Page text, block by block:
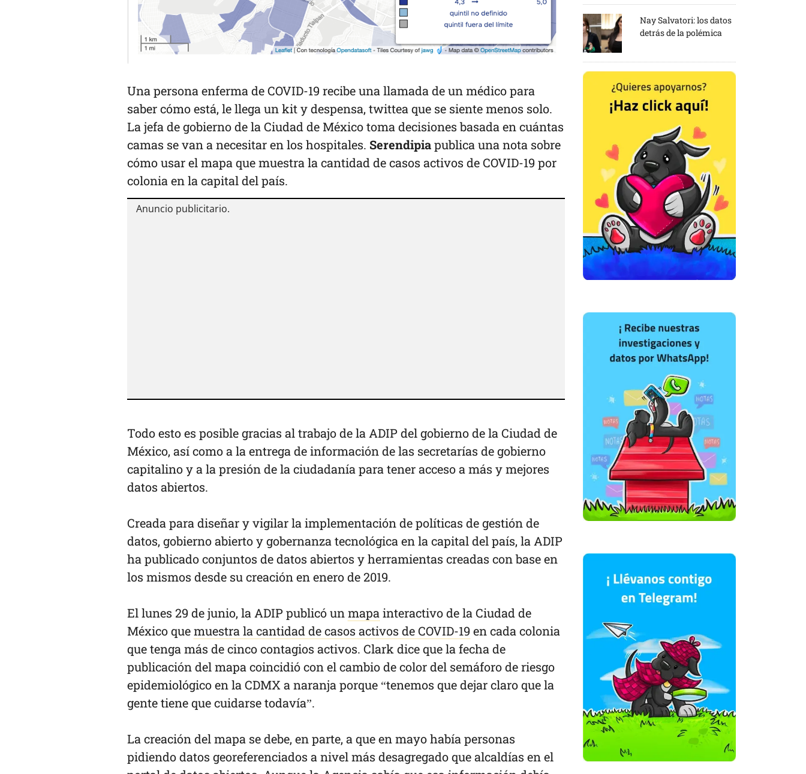
Una persona enferma de COVID-19 recibe una llamada de un médico para
saber cómo está, le llega un kit y despensa, twittea que se siente menos solo.
La jefa de gobierno de la Ciudad de México toma decisiones basada en cuántas
camas se van a necesitar en los hospitales. Serendipiapublica una nota sobre
cómo usar el mapa que muestra la cantidad de casos activos de COVID-19 por
colonia en la capital del país.
Todo esto es posible gracias al trabajo de la ADIP del gobierno de la Ciudad de
México, así como a la entrega de información de las secretarías de gobierno
capitalino y a la presión de la ciudadanía para tener acceso a más y mejores
datos abiertos.
Creada para diseñar y vigilar la implementación de políticas de gestión de
datos, gobierno abierto y gobernanza tecnológica en la capital del país, la ADIP
ha publicado conjuntos de datos abiertos y herramientas creadas con base en
los mismos desde su creación en enero de 2019.
El lunes 29 de junio, la ADIP publicó unmapa interactivo de la Ciudad de
México quemuestra la cantidad de casos activos de COVID-19 en cada colonia
que tenga más de cinco contagios activos. Clark dice que la fecha de
publicación del mapa coincidió con el cambio de color del semáforo de riesgo
epidemiológico en la CDMX a naranja porque “tenemos que dejar claro que la
gente tiene que cuidarse todavía”.
La creación del mapa se debe, en parte, a que en mayo había personas
pidiendo datos georeferenciados a nivel más desagregado que alcaldías en el
Nay Salvatori: los datos
detrás de la polémica